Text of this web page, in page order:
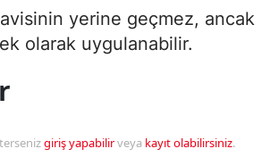
yerine geçmez, ancak
olarak uygulanabilir.
giriş yapabilirveya kayıt olabilirsiniz.